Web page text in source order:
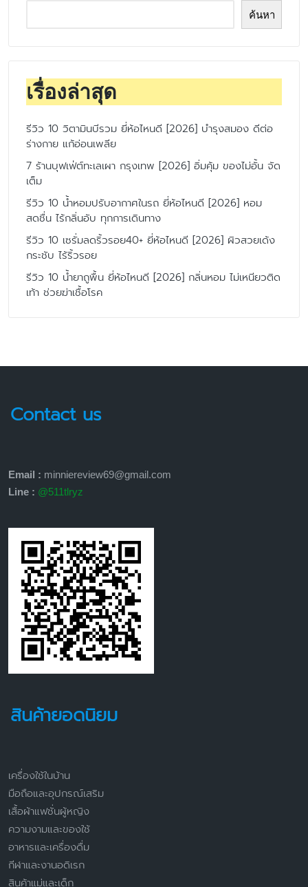
ค้นหา
เรื่องล่าสุด
รีวิว 10 วิตามินบีรวม ยี่ห้อไหนดี [2026] บำรุงสมอง ดีต่อ
ร่างกาย แก้อ่อนเพลีย
7 ร้านบุฟเฟ่ต์ทะเลเผา กรุงเทพ [2026] อิ่มคุ้ม ของไม่อั้น จัด
เต็ม
รีวิว 10 น้ำหอมปรับอากาศในรถ ยี่ห้อไหนดี [2026] หอม
สดชื่น ไร้กลิ่นอับ ทุกการเดินทาง
รีวิว 10 เซรั่มลดริ้วรอย40+ ยี่ห้อไหนดี [2026] ผิวสวยเด้ง
กระชับ ไร้ริ้วรอย
รีวิว 10 น้ำยาถูพื้น ยี่ห้อไหนดี [2026] กลิ่นหอม ไม่เหนียวติด
เท้า ช่วยฆ่าเชื้อโรค
Contact us
Email : minniereview69@gmail.com
Line : @511tlryz
สินค้ายอดนิยม
เครื่องใช้ในบ้าน
มือถือและอุปกรณ์เสริม
เสื้อผ้าแฟชั่นผู้หญิง
ความงามและของใช้
อาหารและเครื่องดื่ม
กีฬาและงานอดิเรก
สินค้าแม่และเด็ก